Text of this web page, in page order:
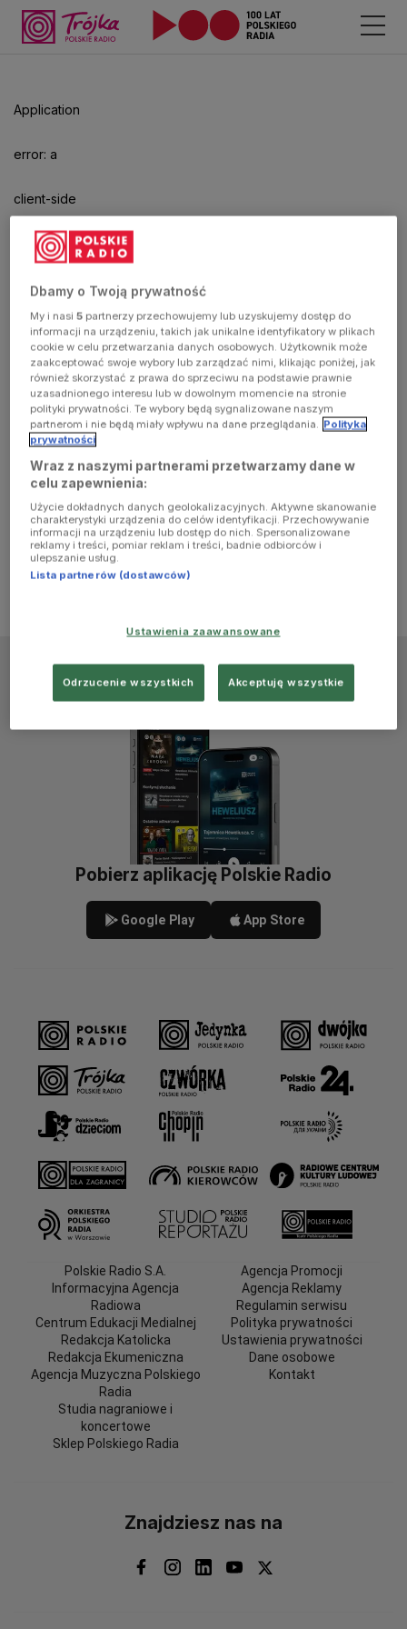
Application
error: a
client-side
exception
has
occurred
(see the
browser
console for
more
information)
aby
odtwarzać.
Pobierz aplikację Polskie Radio
Google Play App Store
Polskie Radio S.A.
Informacyjna Agencja
Radiowa
Centrum Edukacji Medialnej
Redakcja Katolicka
Redakcja Ekumeniczna
Agencja Muzyczna Polskiego
Radia
Studia nagraniowe i
koncertowe
Sklep Polskiego Radia
Agencja Promocji
Agencja Reklamy
Regulamin serwisu
Polityka prywatności
Ustawienia prywatności
Dane osobowe
Kontakt
Znajdziesz nas na
Dbamy o Twoją prywatność
My i nasi5 partnerzy przechowujemy lub uzyskujemy dostęp do
informacji na urządzeniu, takich jak unikalne identyfikatory w plikach
cookie w celu przetwarzania danych osobowych. Użytkownik może
zaakceptować swoje wybory lub zarządzać nimi, klikając poniżej, jak
również skorzystać z prawa do sprzeciwu na podstawie prawnie
uzasadnionego interesu lub w dowolnym momencie na stronie
polityki prywatności. Te wybory będą sygnalizowane naszym
partnerom i nie będą miały wpływu na dane przeglądania. Polityka
prywatności
Wraz z naszymi partnerami przetwarzamy dane w
celu zapewnienia:
Użycie dokładnych danych geolokalizacyjnych. Aktywne skanowanie
charakterystyki urządzenia do celów identyfikacji. Przechowywanie
informacji na urządzeniu lub dostęp do nich. Spersonalizowane
reklamy i treści, pomiar reklam i treści, badnie odbiorców i
ulepszanie usług.
Lista partnerów (dostawców)
Ustawienia zaawansowane
Odrzucenie wszystkich Akceptuję wszystkie